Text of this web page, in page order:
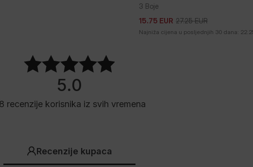
3 Boje
15.75 EUR 27.25 EUR
Najniža cijena u posljednjih 30 dana:
5.0
recenzije korisnika iz svih vremena
Recenzije kupaca